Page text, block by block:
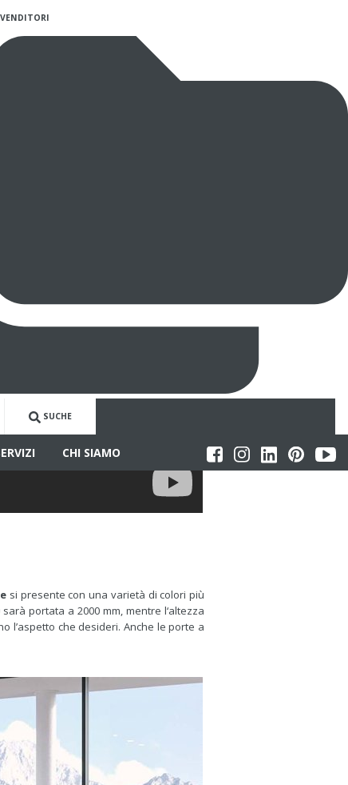
SUCHE
CHI SIAMO
si presente con una varietà di colori più
portata a 2000 mm, mentre l‘altezza
l’aspetto che desideri. Anche le porte a